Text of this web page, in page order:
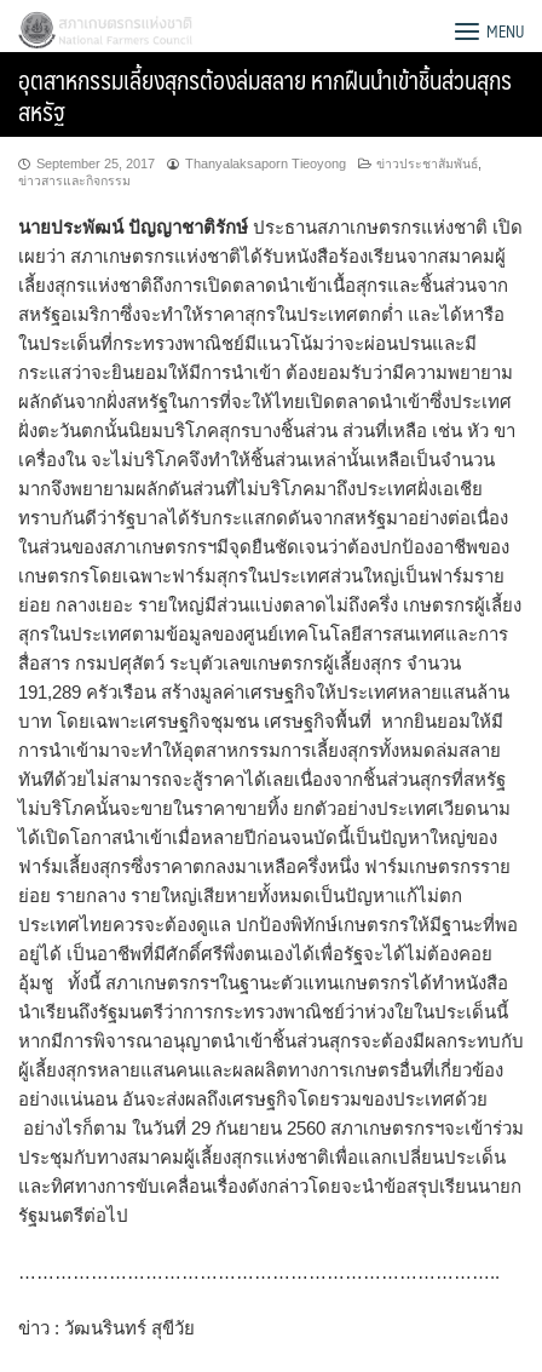
Skip
content
Search
for:
สภาเกษตรกรแห่งชาติ MENU
อุตสาหกรรมเลี้ยงสุกรต้องล่มสลาย หากฝืนนำเข้าชิ้นส่วนสุกร
สหรัฐ
September 25, 2017 Thanyalaksaporn Tieoyong ข่าวประชาสัมพันธ์
ข่าวสารและกิจกรรม
นายประพัฒน์ ปัญญาชาติรักษ์ ประธานสภาเกษตรกรแห่งชาติ เปิด
เผยว่า สภาเกษตรกรแห่งชาติได้รับหนังสือร้องเรียนจากสมาคมผู้
เลี้ยงสุกรแห่งชาติถึงการเปิดตลาดนำเข้าเนื้อสุกรและชิ้นส่วนจาก
สหรัฐอเมริกาซึ่งจะทำให้ราคาสุกรในประเทศตกต่ำ และได้หารือ
ในประเด็นที่กระทรวงพาณิชย์มีแนวโน้มว่าจะผ่อนปรนและมี
กระแสว่าจะยินยอมให้มีการนำเข้า ต้องยอมรับว่ามีความพยายาม
ผลักดันจากฝั่งสหรัฐในการที่จะให้ไทยเปิดตลาดนำเข้าซึ่งประเทศ
ฝั่งตะวันตกนั้นนิยมบริโภคสุกรบางชิ้นส่วน ส่วนที่เหลือ เช่น หัว ขา
เครื่องใน จะไม่บริโภคจึงทำให้ชิ้นส่วนเหล่านั้นเหลือเป็นจำนวน
มากจึงพยายามผลักดันส่วนที่ไม่บริโภคมาถึงประเทศฝั่งเอเชีย
ทราบกันดีว่ารัฐบาลได้รับกระแสกดดันจากสหรัฐมาอย่างต่อเนื่อง
ในส่วนของสภาเกษตรกรฯมีจุดยืนชัดเจนว่าต้องปกป้องอาชีพของ
เกษตรกรโดยเฉพาะฟาร์มสุกรในประเทศส่วนใหญ่เป็นฟาร์มราย
ย่อย กลางเยอะ รายใหญ่มีส่วนแบ่งตลาดไม่ถึงครึ่ง เกษตรกรผู้เลี้ยง
สุกรในประเทศตามข้อมูลของศูนย์เทคโนโลยีสารสนเทศและการ
สื่อสาร กรมปศุสัตว์ ระบุตัวเลขเกษตรกรผู้เลี้ยงสุกร จำนวน
191,289 ครัวเรือน สร้างมูลค่าเศรษฐกิจให้ประเทศหลายแสนล้าน
บาท โดยเฉพาะเศรษฐกิจชุมชน เศรษฐกิจพื้นที่ หากยินยอมให้มี
การนำเข้ามาจะทำให้อุตสาหกรรมการเลี้ยงสุกรทั้งหมดล่มสลาย
ทันทีด้วยไม่สามารถจะสู้ราคาได้เลยเนื่องจากชิ้นส่วนสุกรที่สหรัฐ
ไม่บริโภคนั้นจะขายในราคาขายทิ้ง ยกตัวอย่างประเทศเวียดนาม
ได้เปิดโอกาสนำเข้าเมื่อหลายปีก่อนจนบัดนี้เป็นปัญหาใหญ่ของ
ฟาร์มเลี้ยงสุกรซึ่งราคาตกลงมาเหลือครึ่งหนึ่ง ฟาร์มเกษตรกรราย
ย่อย รายกลาง รายใหญ่เสียหายทั้งหมดเป็นปัญหาแก้ไม่ตก
ประเทศไทยควรจะต้องดูแล ปกป้องพิทักษ์เกษตรกรให้มีฐานะที่พอ
อยู่ได้ เป็นอาชีพที่มีศักดิ์ศรีพึ่งตนเองได้เพื่อรัฐจะได้ไม่ต้องคอย
อุ้มชู ทั้งนี้ สภาเกษตรกรฯในฐานะตัวแทนเกษตรกรได้ทำหนังสือ
นำเรียนถึงรัฐมนตรีว่าการกระทรวงพาณิชย์ว่าห่วงใยในประเด็นนี้
หากมีการพิจารณาอนุญาตนำเข้าชิ้นส่วนสุกรจะต้องมีผลกระทบกับ
ผู้เลี้ยงสุกรหลายแสนคนและผลผลิตทางการเกษตรอื่นที่เกี่ยวข้อง
อย่างแน่นอน อันจะส่งผลถึงเศรษฐกิจโดยรวมของประเทศด้วย
อย่างไรก็ตาม ในวันที่ 29 กันยายน 2560 สภาเกษตรกรฯจะเข้าร่วม
ประชุมกับทางสมาคมผู้เลี้ยงสุกรแห่งชาติเพื่อแลกเปลี่ยนประเด็น
และทิศทางการขับเคลื่อนเรื่องดังกล่าวโดยจะนำข้อสรุปเรียนนายก
รัฐมนตรีต่อไป
……………………………………………………………………..
ข่าว : วัฒนรินทร์ สุขีวัย